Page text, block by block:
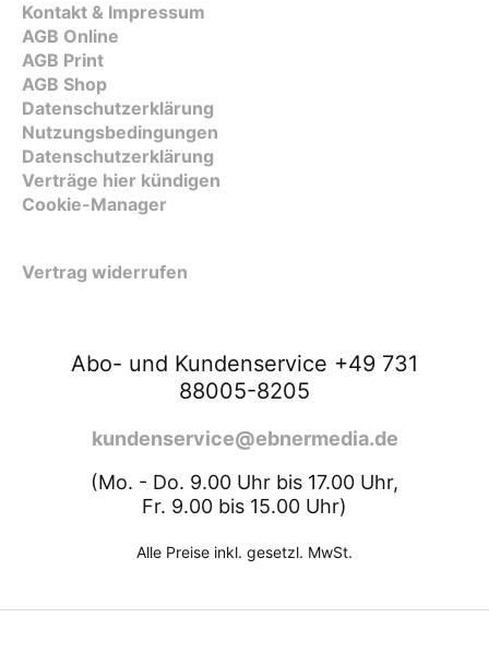
Kontakt & Impressum
AGB Online
AGB Print
AGB Shop
Datenschutzerklärung
Nutzungsbedingungen
Datenschutzerklärung
Verträge hier kündigen
Cookie-Manager
Vertrag widerrufen
Abo- und Kundenservice +49 731
88005-8205
kundenservice@ebnermedia.de
(Mo. - Do. 9.00 Uhr bis 17.00 Uhr,
Fr. 9.00 bis 15.00 Uhr)
Alle Preise inkl. gesetzl. MwSt.